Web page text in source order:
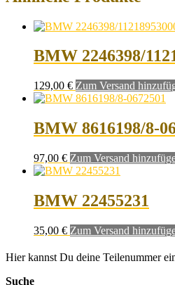
BMW 2246398/
129,00 € Zum Versand
BMW 8616198/8-
97,00 € Zum Versand
BMW 22455231
35,00 € Zum Versand
Hier kannst Du deine Teilenummer
Suche